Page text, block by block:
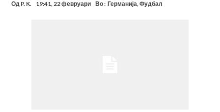
Од P. K. 19:41, 22 февруари Во : Германија,Фудбал